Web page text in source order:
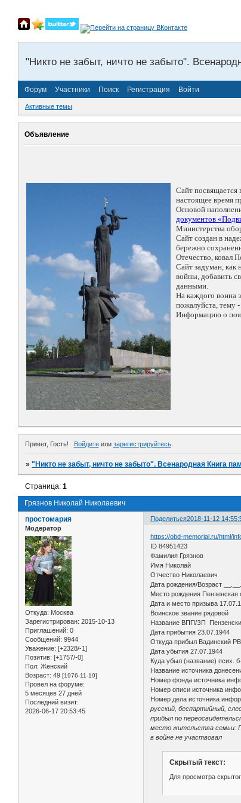
"Никто не забыт, ничто не забыто".
Форум Участники Поиск Регистрация Войти
Активные темы
Объявление
Сайт посвящается
настоящее время
Основой
документов
Министерства
Сайт создан в
бережно
Отечество, ковал
Сайт задуман,
войны, добавить
данными.
На каждого воина
пожалуйста, тему -
Информацию о
Привет, Гость! Войдитеили зарегистрируйтесь.
»"Никто не забыт, ничто не забыто". Всенародная Книга
Грязнов Николай Николаевич
Страница:1
Поделиться2018-11-12
простомария
Модератор
Откуда: Москва
Зарегистрирован: 2015-10-13
Приглашений: 0
Сообщений: 9944
Уважение: [+2328/-1]
Позитив: [+1757/-0]
Пол: Женский
Возраст: 49 [1976-11-19]
Провел на форуме:
5 месяцев 27 дней
Последний визит:
2026-06-17 20:53:45
https://obd-memorial.ru/html/
ID 84951423
Фамилия Грязнов
Имя Николай
Отчество Николаевич
Дата рождения/Возраст
Место рождения Пензенская
Дата и место призыва
Воинское звание рядовой
Название ВПП/ЗП
Дата прибытия 23.07.1944
Откуда прибыл Вадинский
Дата убытия 27.07.1944
Куда убыл (название) псих.
Название источника
Номер фонда источника
Номер описи источника
Номер дела источника
русский, беспартийный,
прибыл по
место жительства семьи:
в войне не участвовал
Скрытый текст:
Для просмотра